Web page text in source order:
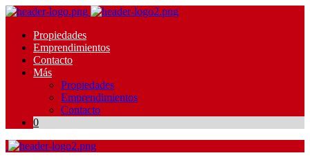
Propiedades
Emprendimientos
Contacto
Más
Propiedades
Emprendimientos
Contacto
0